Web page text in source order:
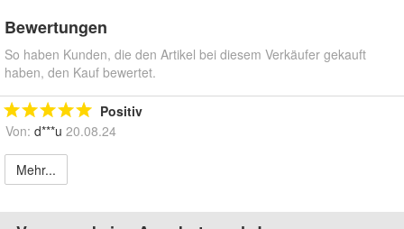
Bewertungen
So haben Kunden, die den Artikel bei diesem Verkäufer gekauft
haben, den Kauf bewertet.
Positiv
Von: d***u 20.08.24
Mehr...